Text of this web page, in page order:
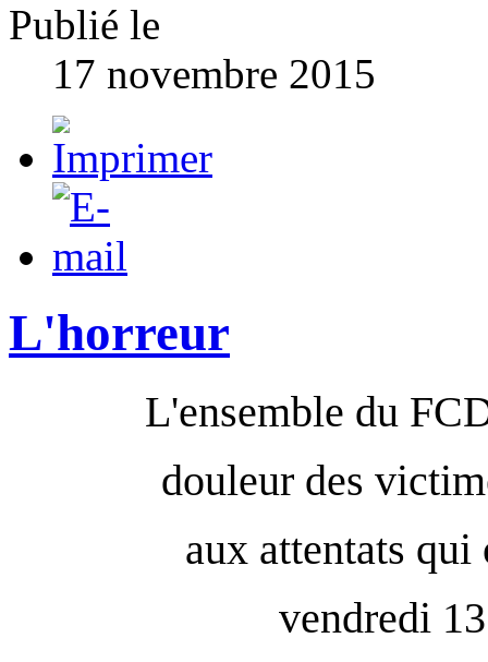
Publié le
17 novembre 2015
L'horreur
L'ensemble du
douleur des
aux attentats qui
vendredi